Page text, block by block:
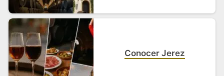
Conocer Jerez